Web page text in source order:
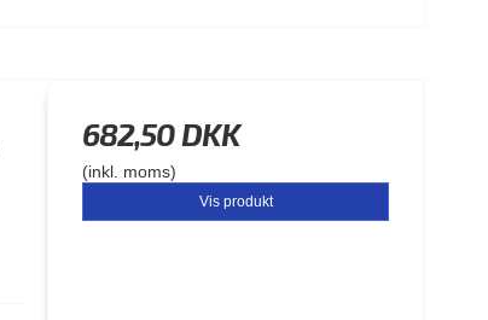
682,50 DKK
(inkl. moms)
Vis produkt